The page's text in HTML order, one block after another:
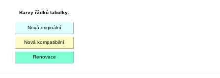
Barvy řádků tabulky:
Nová originální
Nová kompatibilní
Renovace